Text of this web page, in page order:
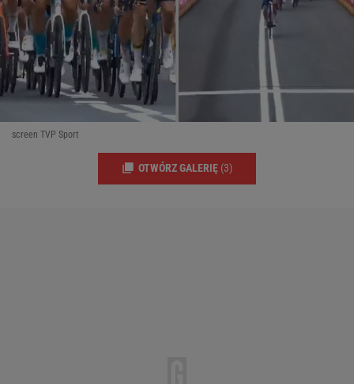
screen TVP Sport
OTWÓRZ GALERIĘ (3)